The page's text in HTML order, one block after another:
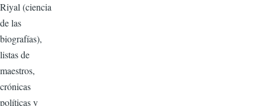
Riyal (ciencia
de las
biografías),
listas de
maestros,
crónicas
políticas y